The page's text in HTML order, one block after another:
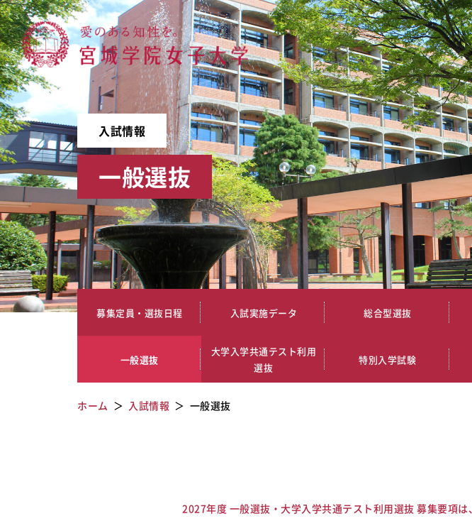
宮城学院女子大学
入試情報
一般選抜
募集定員・選抜日程 入試実施データ 総合型選抜
一般選抜
大学入学共通テスト利用
選抜
特別入学試験
ホーム 入試情報 一般選抜
2027年度 一般選抜・大学入学共通テスト利用選抜 募集要項は、